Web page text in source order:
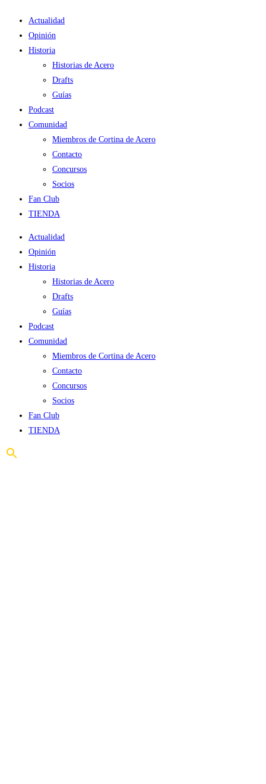
contenido
Actualidad
Opinión
Historia
Historias de Acero
Drafts
Guías
Podcast
Comunidad
Miembros de Cortina de Acero
Contacto
Concursos
Socios
Fan Club
TIENDA
Actualidad
Opinión
Historia
Historias de Acero
Drafts
Guías
Podcast
Comunidad
Miembros de Cortina de Acero
Contacto
Concursos
Socios
Fan Club
TIENDA